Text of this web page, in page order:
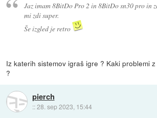
Jaz imam 8BitDo Pro 2 in 8BitDo sn30 pro in
mi zdi super.
Še izgled je retro
Iz katerih sistemov igraš igre ? Kaki problemi
?
pierch
::28. sep 2023, 15:44